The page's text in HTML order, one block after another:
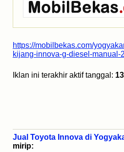
https://mobilbekas.com/
kijang-innova-g-diesel-manual-
Iklan ini terakhir aktif tanggal:
Jual Toyota Innova di
mirip: